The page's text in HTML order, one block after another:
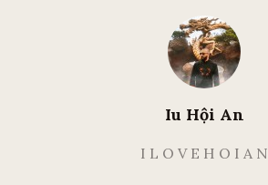
Iu Hội An
I L O V E H O I A N